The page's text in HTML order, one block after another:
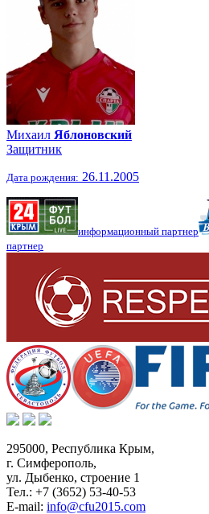
Михаил Яблоновский
Защитник
Дата рождения: 26.11.2005
информационный партнер
партнер
295000, Республика Крым,
г. Симферополь,
ул. Дыбенко, строение 1
Тел.: +7 (3652) 53-40-53
E-mail: info@cfu2015.com